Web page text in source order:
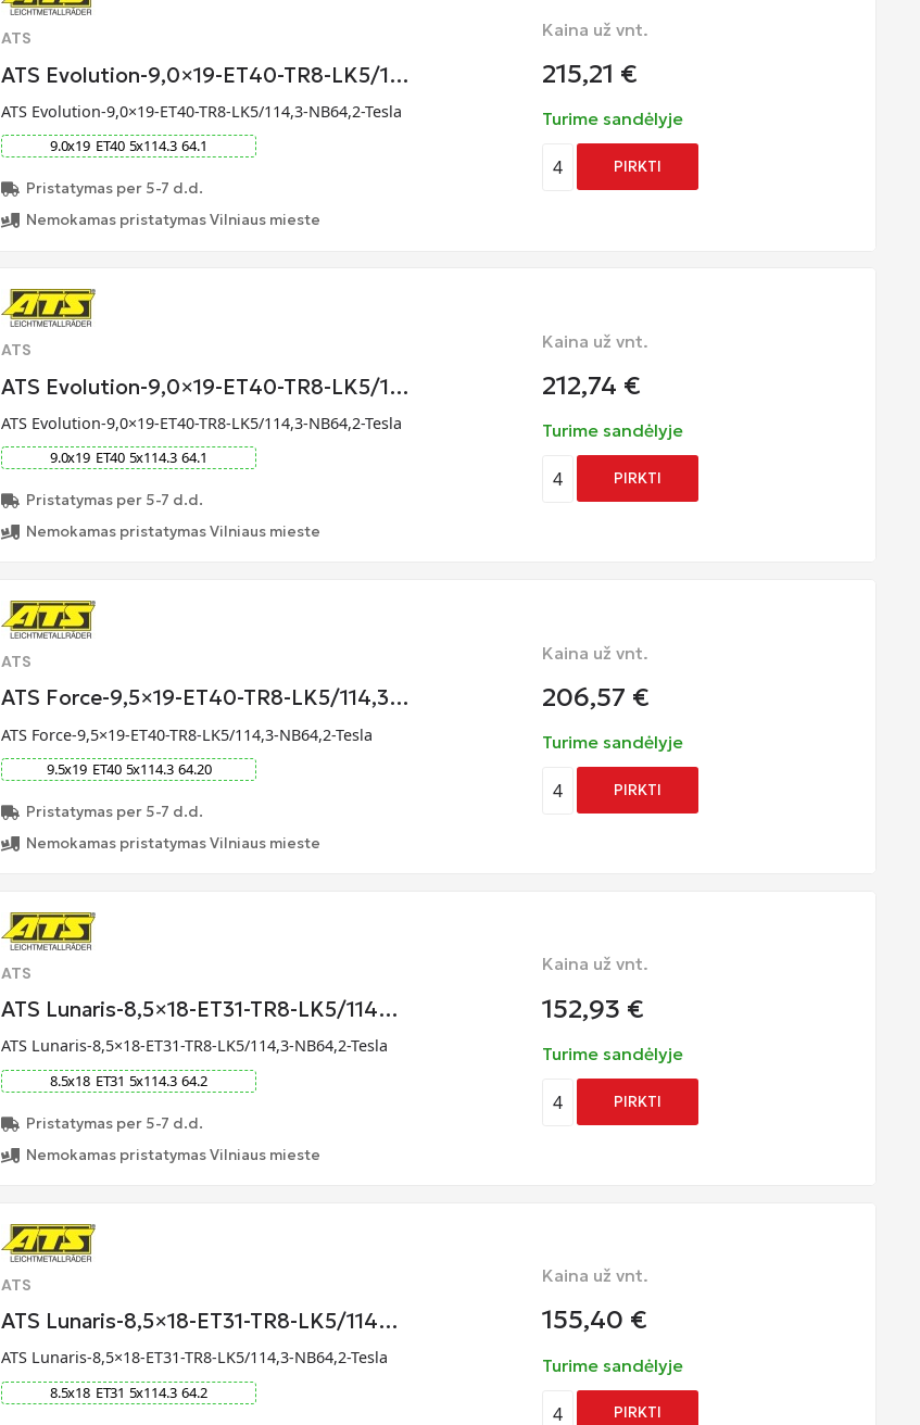
ATS
ATS Evolution-9,0×19-ET40-TR8-LK5/1…
ATS Evolution-9,0×19-ET40-TR8-LK5/114,3-NB64,2-Tesla
9.0x19 ET40 5x114.3 64.1
Pristatymas per 5-7 d.d.
Nemokamas pristatymas Vilniaus mieste
Kaina už vnt.
215,21 €
Turime sandėlyje
4 PIRKTI
ATS
ATS Evolution-9,0×19-ET40-TR8-LK5/1…
ATS Evolution-9,0×19-ET40-TR8-LK5/114,3-NB64,2-Tesla
9.0x19 ET40 5x114.3 64.1
Pristatymas per 5-7 d.d.
Nemokamas pristatymas Vilniaus mieste
Kaina už vnt.
212,74 €
Turime sandėlyje
4 PIRKTI
ATS
ATS Force-9,5×19-ET40-TR8-LK5/114,3…
ATS Force-9,5×19-ET40-TR8-LK5/114,3-NB64,2-Tesla
9.5x19 ET40 5x114.3 64.20
Pristatymas per 5-7 d.d.
Nemokamas pristatymas Vilniaus mieste
Kaina už vnt.
206,57 €
Turime sandėlyje
4 PIRKTI
ATS
ATS Lunaris-8,5×18-ET31-TR8-LK5/114…
ATS Lunaris-8,5×18-ET31-TR8-LK5/114,3-NB64,2-Tesla
8.5x18 ET31 5x114.3 64.2
Pristatymas per 5-7 d.d.
Nemokamas pristatymas Vilniaus mieste
Kaina už vnt.
152,93 €
Turime sandėlyje
4 PIRKTI
ATS
ATS Lunaris-8,5×18-ET31-TR8-LK5/114…
ATS Lunaris-8,5×18-ET31-TR8-LK5/114,3-NB64,2-Tesla
8.5x18 ET31 5x114.3 64.2
Kaina už vnt.
155,40 €
Turime sandėlyje
4 PIRKTI